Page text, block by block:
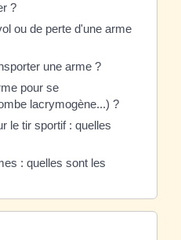
?
ou de perte d'une arme
une arme ?
pour se
lacrymogène...) ?
le tir sportif : quelles
: quelles sont les